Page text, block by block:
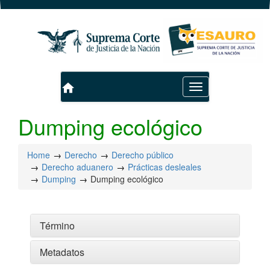
Toggle
navigation
home
Dumping ecológico
Home Derecho
Derecho público
Derecho aduanero
Prácticas desleales
Dumping
Dumping ecológico
Término
Metadatos